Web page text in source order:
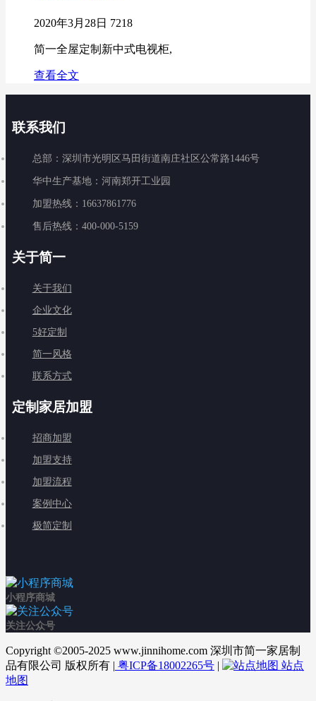
2020年3月28日 7218
简一全屋定制新中式电视柜,
查看全文
联系我们
总部：深圳市光明区马田街道南庄社区公常路1446号
华中生产基地：河南郑开工业园
加盟热线：16637861776
售后热线：400-000-5159
关于简一
关于我们
企业文化
5好定制
简一风格
联系方式
定制家居加盟
招商加盟
加盟支持
加盟流程
案例中心
极简定制
小程序商城
关注公众号
Copyright ©2005-2025 www.jinnihome.com 深圳市简一家居制
品有限公司 版权所有 | 粤ICP备18002265号 |
站点
地图